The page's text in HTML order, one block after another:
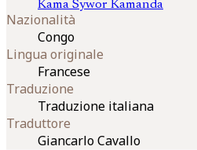
Kama Sywor Kamanda
Nazionalità
Congo
Lingua originale
Francese
Traduzione
Traduzione italiana
Traduttore
Giancarlo Cavallo